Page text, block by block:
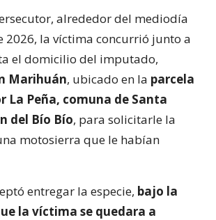
alrededor del mediodía
2026, la víctima concurrió junto a
el domicilio del imputado,
Marihuán, ubicado en la parcela
La Peña, comuna de Santa
del Bío Bío, para solicitarle la
motosierra que le habían
entregar la especie, bajo la
la víctima se quedara a